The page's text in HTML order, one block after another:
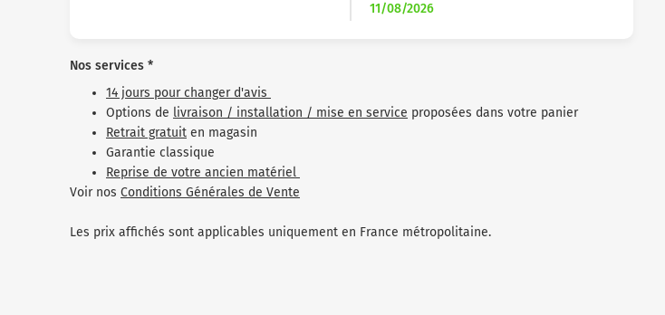
11/08/2026
Nos services *
14 jours pour changer d'avis
Options de livraison / installation / mise en service proposées dans votre panier
Retrait gratuit en magasin
Garantie classique
Reprise de votre ancien matériel
Voir nos Conditions Générales de Vente
Les prix affichés sont applicables uniquement en France métropolitaine.